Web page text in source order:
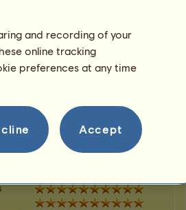
and recording of your
online tracking
preferences at any time
Accept